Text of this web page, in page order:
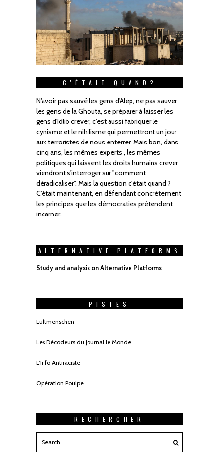
C’ÉTAIT QUAND?
N'avoir pas sauvé les gens d'Alep, ne pas sauver
les gens de la Ghouta, se préparer à laisser les
gens d'Idlib crever, c'est aussi fabriquer le
cynisme et le nihilisme qui permettront un jour
aux terroristes de nous enterrer. Mais bon, dans
cinq ans, les mêmes experts , les mêmes
politiques qui laissent les droits humains crever
viendront s'interroger sur "comment
déradicaliser". Mais la question c'était quand ?
C'était maintenant, en défendant concrètement
les principes que les démocraties prétendent
incarner.
ALTERNATIVE PLATFORMS
Study and analysis on Alternative Platforms
PISTES
Luftmenschen
Les Décodeurs du journal le Monde
L’Info Antiraciste
Opération Poulpe
RECHERCHER